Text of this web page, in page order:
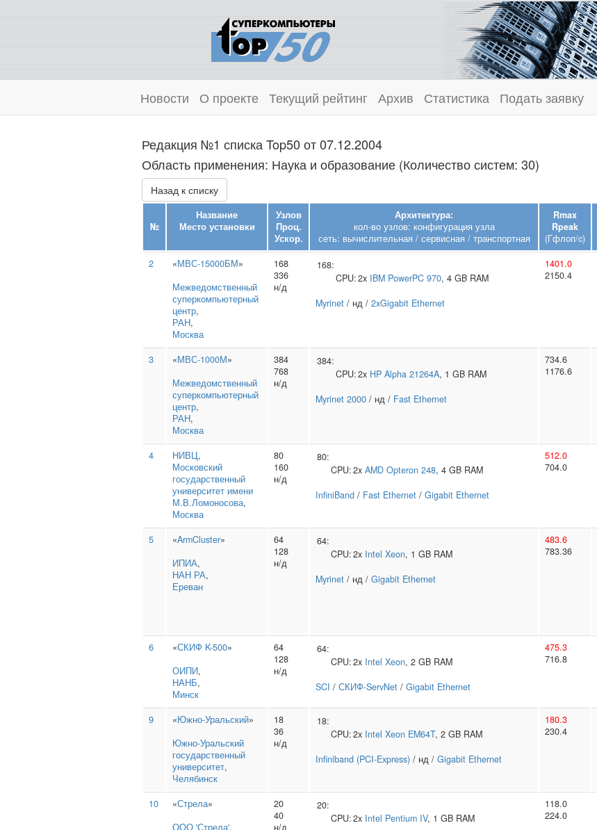
Новости О проекте Текущий рейтинг Архив Статистика Подать заявку
Редакция №1 списка Top50 от 07.12.2004
Область применения: Наука и образование (Количество систем: 30)
Назад к списку
№
Название
Место установки
Узлов
Проц.
Ускор.
Архитектура:
кол-во узлов: конфигурация узла
сеть: вычислительная / сервисная / транспортная
Rmax
Rpeak
(Гфлоп/c)
2
«МВС-15000БМ»
Межведомственный
суперкомпьютерный
центр,
РАН,
Москва
168
336
н/д
168:
CPU:2x IBM PowerPC 970, 4 GB RAM
Myrinet / нд / 2xGigabit Ethernet
1401.0
2150.4
3 «МВС-1000М»
Межведомственный
суперкомпьютерный
центр,
РАН,
Москва
384
768
н/д
384:
CPU:2x HP Alpha 21264A, 1 GB RAM
Myrinet 2000 / нд / Fast Ethernet
734.6
1176.6
4 НИВЦ,
Московский
государственный
университет имени
М.В.Ломоносова,
Москва
80
160
н/д
80:
CPU:2x AMD Opteron 248, 4 GB RAM
InfiniBand / Fast Ethernet / Gigabit Ethernet
512.0
704.0
5 «ArmCluster»
ИПИА,
НАН РА,
Ереван
64
128
н/д
64:
CPU:2x Intel Xeon, 1 GB RAM
Myrinet / нд / Gigabit Ethernet
483.6
783.36
6
«СКИФ K-500»
ОИПИ,
НАНБ,
Минск
64
128
н/д
64:
CPU:2x Intel Xeon, 2 GB RAM
SCI / СКИФ-ServNet / Gigabit Ethernet
475.3
716.8
9 «Южно-Уральский»
Южно‑Уральский
государственный
университет,
Челябинск
18
36
н/д
18:
CPU:2x Intel Xeon EM64T, 2 GB RAM
Infiniband (PCI-Express) / нд / Gigabit Ethernet
180.3
230.4
10 «Стрела»
ООО 'Стрела',
20
40
н/д
20:
CPU:2x Intel Pentium IV, 1 GB RAM
118.0
224.0